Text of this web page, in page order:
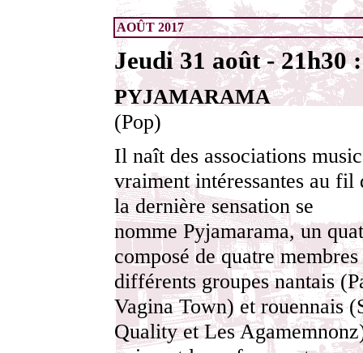
AOÛT 2017
Jeudi 31 août - 21h30
PYJAMARAMA
(Pop)
Il naît des associations
vraiment intéressantes au fil
la dernière sensation se
nomme Pyjamarama, un
composé de quatre membres
différents groupes nantais
Vagina Town) et rouennais
Quality et Les